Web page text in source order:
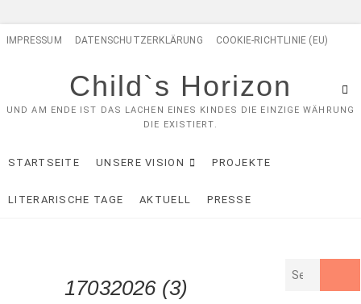
IMPRESSUM DATENSCHUTZERKLÄRUNG COOKIE-RICHTLINIE (EU)
Child`s Horizon
UND AM ENDE IST DAS LACHEN EINES KINDES DIE EINZIGE WÄHRUNG
DIE EXISTIERT.
STARTSEITE UNSERE VISION PROJEKTE
LITERARISCHE TAGE AKTUELL PRESSE
17032026 (3)